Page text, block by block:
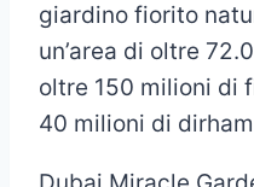
giardino fiorito
un’area di oltre
oltre 150 milioni di
40 milioni di